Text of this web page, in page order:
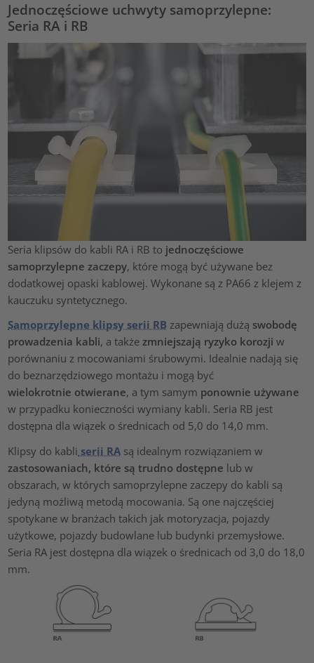
Jednoczęściowe uchwyty samoprzylepne:
Seria RA i RB
Seria klipsów do kabli RA i RB to jednoczęściowe
samoprzylepne zaczepy, które mogą być używane bez
dodatkowej opaski kablowej. Wykonane są z PA66 z klejem z
kauczuku syntetycznego.
Samoprzylepne klipsy serii RB zapewniają dużą swobodę
prowadzenia kabli, a takżezmniejszają ryzyko korozji w
porównaniu z mocowaniami śrubowymi. Idealnie nadają się
do beznarzędziowego montażu i mogą być
wielokrotnie otwierane, a tym samym ponownie używane
w przypadku konieczności wymiany kabli. Seria RB jest
dostępna dla wiązek o średnicach od 5,0 do 14,0 mm.
Klipsy do kabli serii RA są idealnym rozwiązaniem w
zastosowaniach, które są trudno dostępne lub w
obszarach, w których samoprzylepne zaczepy do kabli są
jedyną możliwą metodą mocowania. Są one najczęściej
spotykane w branżach takich jak motoryzacja, pojazdy
użytkowe, pojazdy budowlane lub budynki przemysłowe.
Seria RA jest dostępna dla wiązek o średnicach od 3,0 do 18,0
mm.